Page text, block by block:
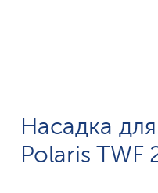
Насадка
Polaris